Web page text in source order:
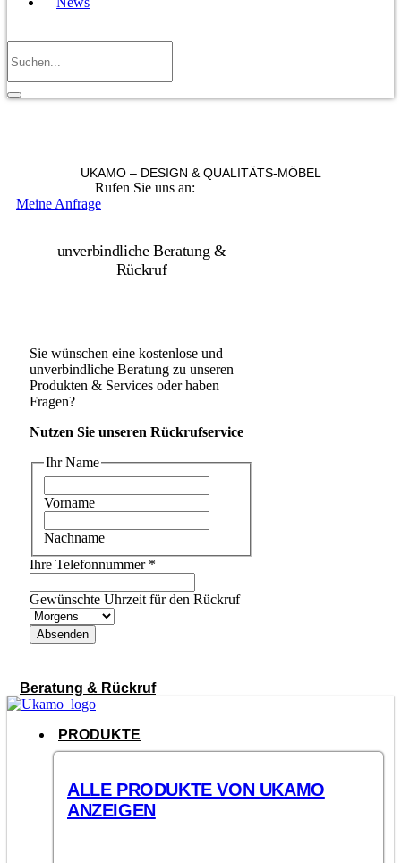
UKAMO – DESIGN & QUALITÄTS-MÖBEL
Rufen Sie uns an:
Meine Anfrage
unverbindliche Beratung &
Rückruf
Sie wünschen eine kostenlose und
unverbindliche Beratung zu unseren
Produkten & Services oder haben
Fragen?
Nutzen Sie unseren Rückrufservice
Ihr Name
Vorname
Nachname
Ihre Telefonnummer *
Gewünschte Uhrzeit für den Rückruf
Absenden
Beratung & Rückruf
PRODUKTE
ALLE PRODUKTE VON UKAMO
ANZEIGEN